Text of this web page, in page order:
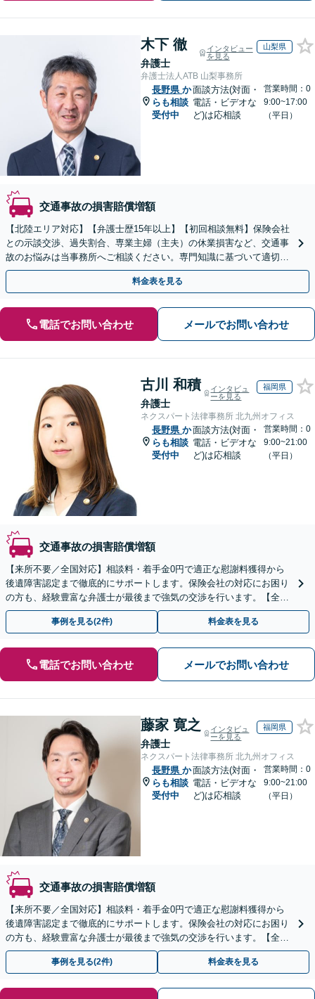
木下 徹
弁護士
インタビュー
を見る
山梨県
弁護士法人ATB 山梨事務所
長野県 か
らも相談
受付中
面談方法(対面・
電話・ビデオな
ど)は応相談
営業時間：0
9:00~17:00
（平日）
交通事故の損害賠償増額
【北陸エリア対応】【弁護士歴15年以上】【初回相談無料】保険会社
との示談交渉、過失割合、専業主婦（主夫）の休業損害など、交通事
故のお悩みは当事務所へご相談ください。専門知識に基づいて適切な
補償を受けられるよう、最善の方法をご提案します。
料金表を見る
電話でお問い合わせ メールでお問い合わせ
古川 和積
弁護士
インタビュ
ーを見る
福岡県
ネクスパート法律事務所 北九州オフィス
長野県 か
らも相談
受付中
面談方法(対面・
電話・ビデオな
ど)は応相談
営業時間：0
9:00~21:00
（平日）
交通事故の損害賠償増額
【来所不要／全国対応】相談料・着手金0円で適正な慰謝料獲得から
後遺障害認定まで徹底的にサポートします。保険会社の対応にお困り
の方も、経験豊富な弁護士が最後まで強気の交渉を行います。【全国
13拠点】お気軽にご相談ください。
事例を見る(2件) 料金表を見る
電話でお問い合わせ メールでお問い合わせ
藤家 寛之
弁護士
インタビュ
ーを見る
福岡県
ネクスパート法律事務所 北九州オフィス
長野県 か
らも相談
受付中
面談方法(対面・
電話・ビデオな
ど)は応相談
営業時間：0
9:00~21:00
（平日）
交通事故の損害賠償増額
【来所不要／全国対応】相談料・着手金0円で適正な慰謝料獲得から
後遺障害認定まで徹底的にサポートします。保険会社の対応にお困り
の方も、経験豊富な弁護士が最後まで強気の交渉を行います。【全国
13拠点】お気軽にご相談ください。
事例を見る(2件) 料金表を見る